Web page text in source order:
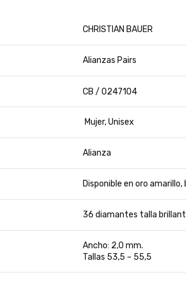
CHRISTIAN BAUER
Alianzas Pairs
CB / 0247104
Mujer, Unisex
Alianza
Disponible en oro
36 diamantes talla
Ancho: 2,0 mm.
Tallas 53,5 – 55,5